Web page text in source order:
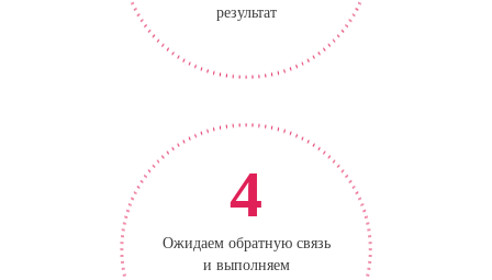
результат
4
Ожидаем обратную связь
и выполняем